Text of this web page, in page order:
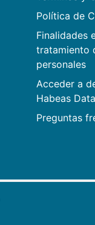
Política de
Finalidades
tratamiento
personales
Acceder a
Habeas Data
Preguntas